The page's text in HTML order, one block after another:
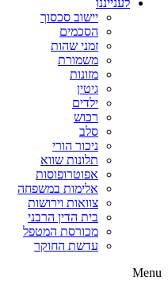
לענייננו
יישוב סכסוך
הסכמים
זמני שהות
משמורת
מזונות
גיטין
ילדים
רכוש
סלב
ניכור הורי
תלונות שווא
אפוטרופוסות
אלימות במשפחה
צוואות וירושות
בית הדין הרבני
מכורסת המטפל
עדשת החוקר
Menu